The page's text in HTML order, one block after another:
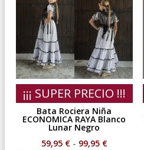
¡¡¡ SUPER PRECIO !!!
Bata Rociera Niña
ECONOMICA RAYA Blanco
Lunar Negro
59,95 € - 99,95 €Rango